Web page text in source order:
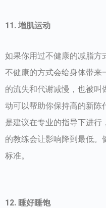
11. 增肌运动
如果你用过不健康的减脂方
不健康的方式会给身体带来
的流失和代谢减慢，也被叫
动可以帮助你保持高的新陈
是建议在专业的指导下进
的教练会让影响降到最低。
标准。
12. 睡好睡饱